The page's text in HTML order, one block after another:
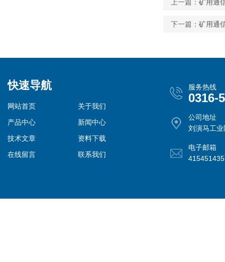
上一篇： 矿用通
下一篇： 矿用通
快速导航
网站首页
关于我们
产品中心
新闻中心
技术文章
资料下载
在线留言
联系我们
服务热线
0316-
公司地址
刘演马工业
电子邮箱